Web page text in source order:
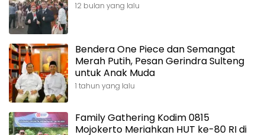
12 bulan yang lalu
Bendera One Piece dan Semangat
Merah Putih, Pesan Gerindra Sulteng
untuk Anak Muda
1 tahun yang lalu
Family Gathering Kodim 0815
Mojokerto Meriahkan HUT ke-80 RI di